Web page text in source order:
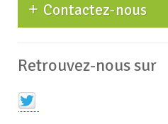
Contactez-nous
Retrouvez-nous sur